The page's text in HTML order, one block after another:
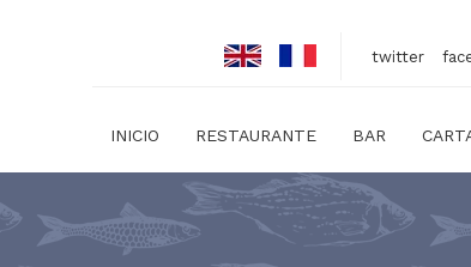
twitter
INICIO RESTAURANTE BAR